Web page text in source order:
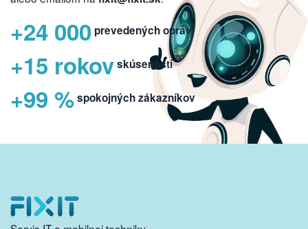
+24 000 prevedených opráv
+15 rokovskúseností
+99 %spokojných zákazníkov